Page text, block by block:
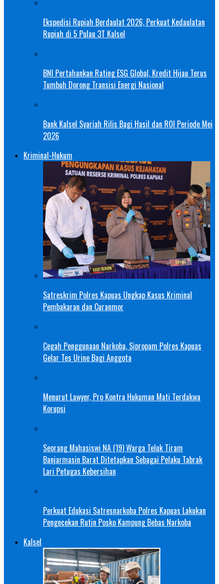
Ekspedisi Rupiah Berdaulat 2026, Perkuat Kedaulatan
Rupiah di 5 Pulau 3T Kalsel
BNI Pertahankan Rating ESG Global, Kredit Hijau Terus
Tumbuh Dorong Transisi Energi Nasional
Bank Kalsel Syariah Rilis Bagi Hasil dan ROI Periode Mei
2026
Kriminal-Hukum
Satreskrim Polres Kapuas Ungkap Kasus Kriminal
Pembakaran dan Curanmor
Cegah Penggunaan Narkoba, Sipropam Polres Kapuas
Gelar Tes Urine Bagi Anggota
Menurut Lawyer, Pro Kontra Hukuman Mati Terdakwa
Korupsi
Seorang Mahasiswi NA (19) Warga Teluk Tiram
Banjarmasin Barat Ditetapkan Sebagai Pelaku Tabrak
Lari Petugas Kebersihan
Perkuat Edukasi Satresnarkoba Polres Kapuas Lakukan
Pengecekan Rutin Posko Kampung Bebas Narkoba
Kalsel